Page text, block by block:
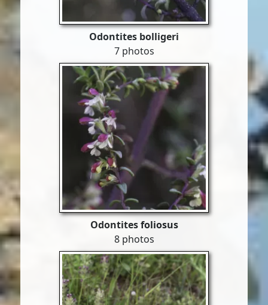
Odontites bolligeri
7 photos
Odontites foliosus
8 photos